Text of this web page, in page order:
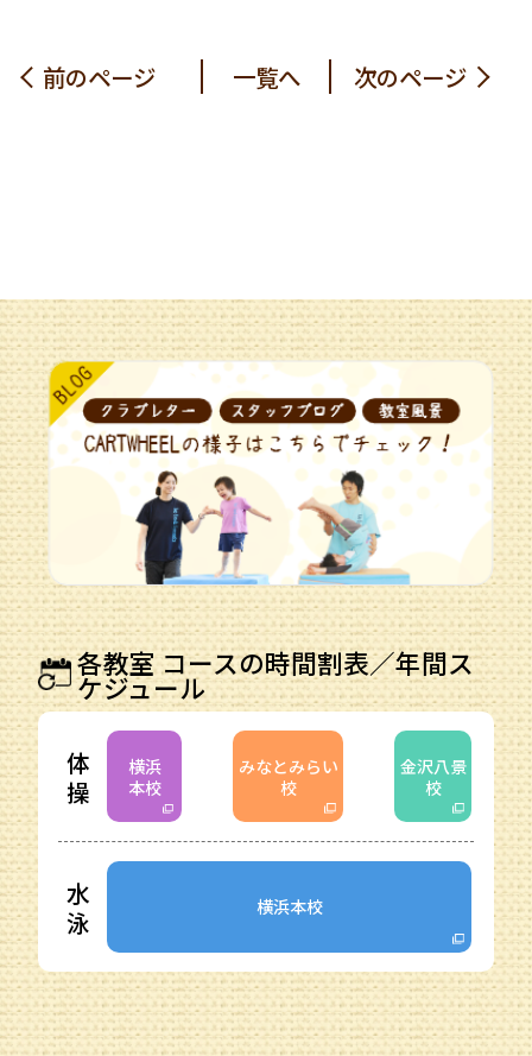
前のページ 一覧へ 次のページ
各教室 コースの時間割表／年間ス
ケジュール
体
操
横浜
本校
みなとみらい
校
金沢八景
校
水
泳
横浜本校